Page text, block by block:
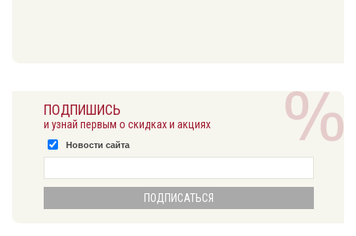
ПОДПИШИСЬ
и узнай первым о скидках и акциях
Новости сайта